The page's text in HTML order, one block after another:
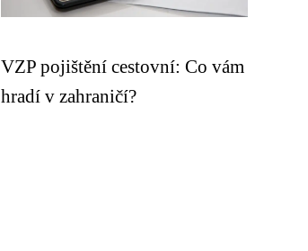
VZP pojištění cestovní: Co vám
hradí v zahraničí?